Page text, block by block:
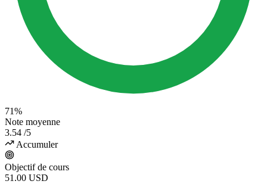
71%
Note moyenne
3.54 /5
Accumuler
Objectif de cours
51.00 USD